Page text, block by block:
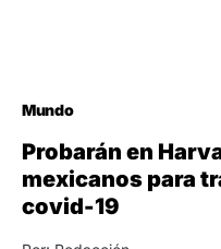
Mundo
Probarán en
mexicanos para
covid-19